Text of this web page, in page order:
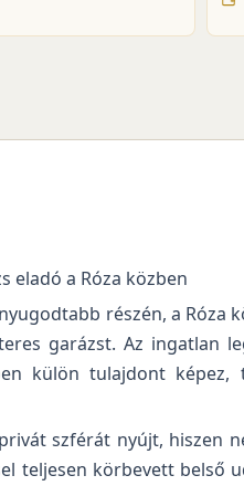
eladó a Róza közben
részén, a Róza
garázst. Az ingatlan
külön tulajdont képez,
szférát nyújt, hiszen
teljesen körbevett belső